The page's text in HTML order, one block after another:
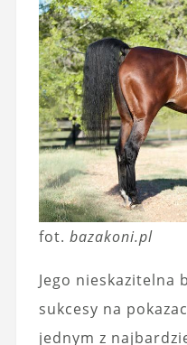
fot.bazakoni.pl
Jego nieskazitelna
sukcesy na
jednym z